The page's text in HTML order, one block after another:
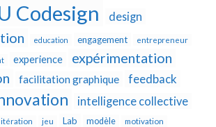
Codesign design
education engagement entrepreneur
experience
expérimentation
facilitation graphique feedback
intelligence collective
itération jeu Lab modèle motivation